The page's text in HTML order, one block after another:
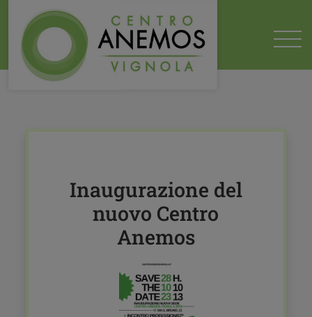
HOME 2023 10
INAUGURAZIONE DEL NUOVO CENTRO ANEMOS
Inaugurazione del
nuovo Centro
Anemos